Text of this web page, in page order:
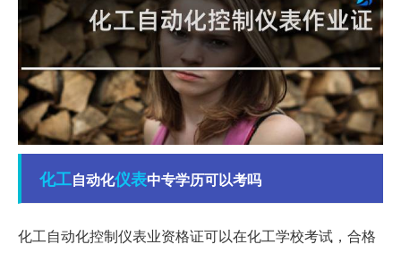
化工自动化仪表中专学历可以考吗
化工自动化控制仪表业资格证可以在化工学校考试，合格